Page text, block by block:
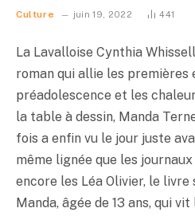
Culture juin 19, 2022 441
La Lavalloise Cynthia
roman qui allie les premières
préadolescence et les
la table à dessin, Manda
fois a enfin vu le jour juste
même lignée que les
encore les Léa Olivier, le
Manda, âgée de 13 ans, qui